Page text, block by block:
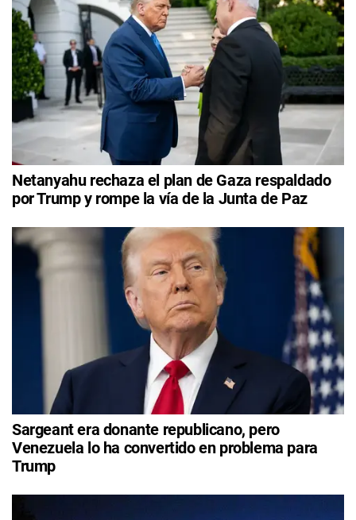
Netanyahu rechaza el plan de Gaza respaldado
por Trump y rompe la vía de la Junta de Paz
Sargeant era donante republicano, pero
Venezuela lo ha convertido en problema para
Trump